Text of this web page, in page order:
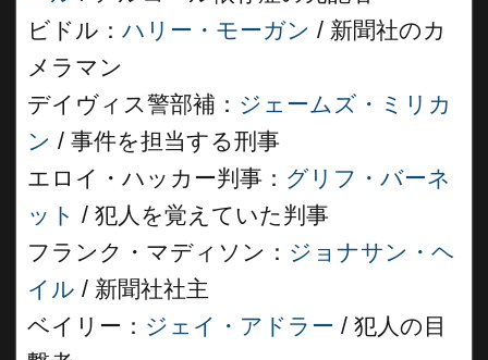
ビドル： ハリー・モーガン / 新聞社のカ
メラマン
デイヴィス警部補： ジェームズ・ミリカ
ン / 事件を担当する刑事
エロイ・ハッカー判事： グリフ・バーネ
ット / 犯人を覚えていた判事
フランク・マディソン： ジョナサン・ヘ
イル / 新聞社社主
ベイリー： ジェイ・アドラー / 犯人の目